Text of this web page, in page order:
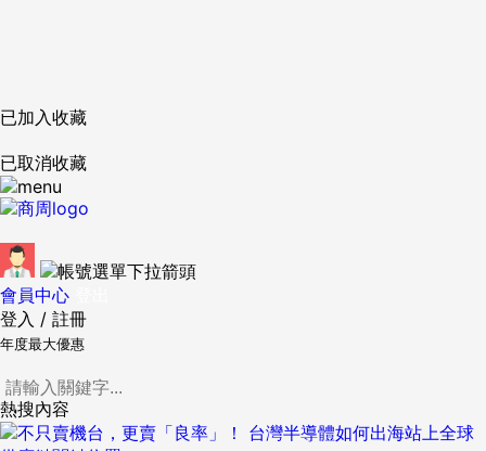
已加入收藏
已取消收藏
會員中心
登入 / 註冊
年度最大優惠
熱搜內容